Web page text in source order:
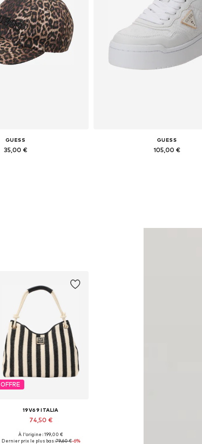
GUESS
35,00 €
GUESS
105,00 €
OFFRE
19V69 ITALIA
74,50 €
Tailles disponibles: One Size
À l'origine : 199,00 €
Dernier prix le plus bas :79,60 €-6%